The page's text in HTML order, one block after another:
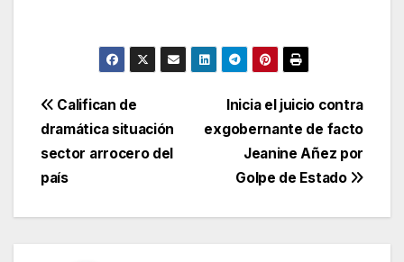
Navegación
de
entradas
Inicia el juicio contra
exgobernante de facto
Jeanine Añez por
Golpe de Estado
Califican de
dramática situación
sector arrocero del
país